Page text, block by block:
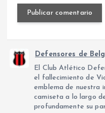
Defensores de
El Club Atlético
el fallecimiento de
emblema de nuestra
camiseta a lo largo
profundamente su